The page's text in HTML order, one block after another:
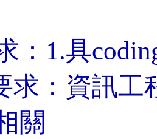
：1.具
求：資訊工
關